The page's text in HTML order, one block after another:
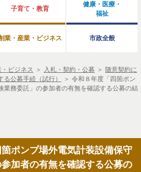
子育て・教育
健康・医療・
福祉
業・産業・ビジネス 市政全般
ビジネス ＞ 入札・契約・公募 ＞ 随意契約に
公募手続（試行）
＞ 令和８年度「四箇ポン
業務委託」の参加者の有無を確認する公募の結
箇ポンプ場外電気計装設備保守
加者の有無を確認する公募の